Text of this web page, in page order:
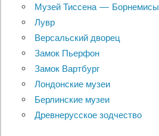
Музей Тиссена — Борнемисы
Лувр
Версальский дворец
Замок Пьерфон
Замок Вартбург
Лондонские музеи
Берлинские музеи
Древнерусское зодчество